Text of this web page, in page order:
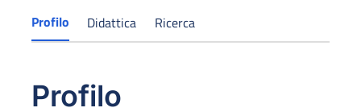
Profilo Didattica Ricerca
Profilo